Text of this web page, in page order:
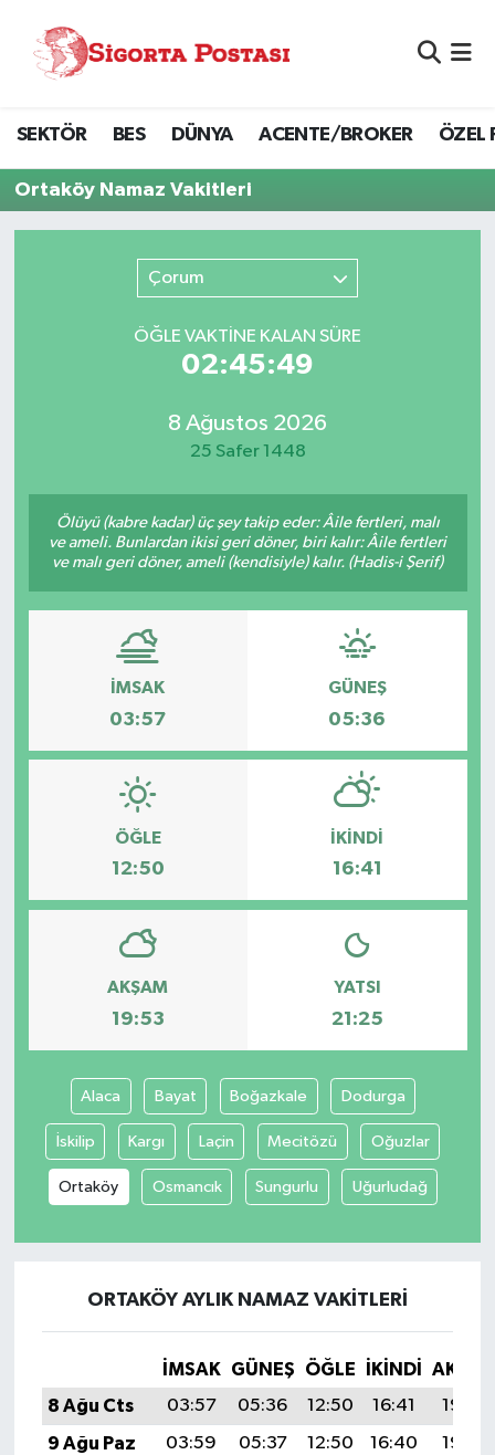
SEKTÖR BES DÜNYA ACENTE/BROKER ÖZEL
Ortaköy Namaz Vakitleri
Çorum
ÖĞLE VAKTİNE KALAN SÜRE
02:45:49
8 Ağustos 2026
25 Safer 1448
Ölüyü (kabre kadar) üç şey takip eder: Âile fertleri, malı
ve ameli. Bunlardan ikisi geri döner, biri kalır: Âile fertleri
ve malı geri döner, ameli (kendisiyle) kalır. (Hadis-i Şerif)
İMSAK
03:57
GÜNEŞ
05:36
ÖĞLE
12:50
İKINDI
16:41
AKŞAM
19:53
YATSI
21:25
Alaca Bayat Boğazkale Dodurga
İskilip Kargı Laçin Mecitözü Oğuzlar
Ortaköy Osmancık Sungurlu Uğurludağ
ORTAKÖY AYLIK NAMAZ VAKITLERI
İMSAK GÜNEŞ ÖĞLE İKINDI
8 Ağu Cts
03:57 05:36 12:50 16:41
19:53
9 Ağu Paz
03:59 05:37 12:50 16:40
19:52
Nöbetçi Eczaneler
Hava Durumu
Namaz Vakitleri
Tüm Manşetler
Son Dakika Haberleri